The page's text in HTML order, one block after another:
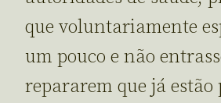
que voluntariamente
um pouco e não
repararem que já estão